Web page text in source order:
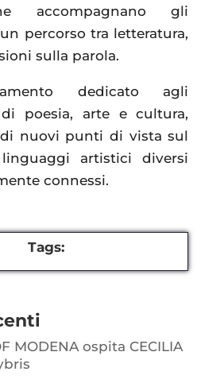
accompagnano gli
percorso tra letteratura,
sulla parola.
dedicato agli
poesia, arte e cultura,
nuovi punti di vista sul
artistici diversi
connessi.
Tags:
MODENA ospita CECILIA